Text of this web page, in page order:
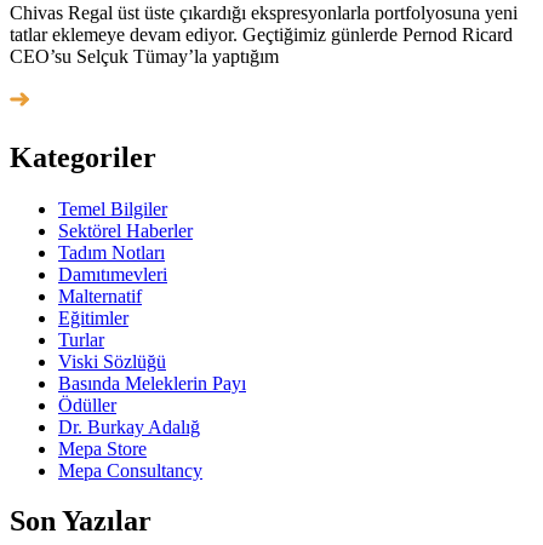
Chivas Regal üst üste çıkardığı ekspresyonlarla portfolyosuna yeni
tatlar eklemeye devam ediyor. Geçtiğimiz günlerde Pernod Ricard
CEO’su Selçuk Tümay’la yaptığım
Kategoriler
Temel Bilgiler
Sektörel Haberler
Tadım Notları
Damıtımevleri
Malternatif
Eğitimler
Turlar
Viski Sözlüğü
Basında Meleklerin Payı
Ödüller
Dr. Burkay Adalığ
Mepa Store
Mepa Consultancy
Son Yazılar